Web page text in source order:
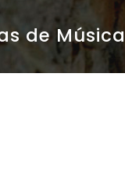
de Música